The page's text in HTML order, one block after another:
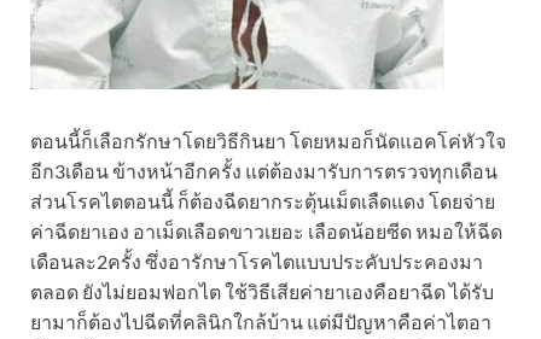
ตอนนี้ก็เลือกรักษาโดยวิธีกินยา โดยหมอก็นัดแอคโค่หัวใจ
อีก3เดือน ข้างหน้าอีกครั้ง แต่ต้องมารับการตรวจทุกเดือน
ส่วนโรคไตตอนนี้ ก็ต้องฉีดยากระตุ้นเม็ดเลืดแดง โดยจ่าย
ค่าฉีดยาเอง อาเม็ดเลือดขาวเยอะ เลือดน้อยซีด หมอให้ฉีด
เดือนละ2ครั้ง ซึ่งอารักษาโรคไตแบบประคับประคองมา
ตลอด ยังไม่ยอมฟอกไต ใช้วิธีเสียค่ายาเองคือยาฉีด ได้รับ
ยามาก็ต้องไปฉีดที่คลินิกใกล้บ้าน แต่มีปัญหาคือค่าไตอา